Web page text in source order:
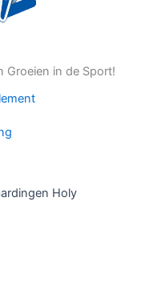
Groeien in de Sport!
Holy